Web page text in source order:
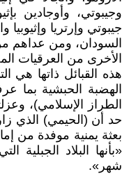
وجيبوتي، وأوجادين
جيبوتي وإرتريا
السودان، ومن عداهم
الأخرى من العرقيات
هذه القبائل ذاتها
الهضبة الحبشية بما
الطراز الإسلامي)،
بعثة يمنية موفدة من
«بأنها البلاد الجبلية
شهر».